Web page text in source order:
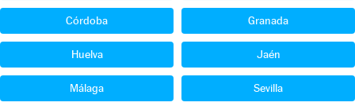
Córdoba Granada
Huelva Jaén
Málaga Sevilla